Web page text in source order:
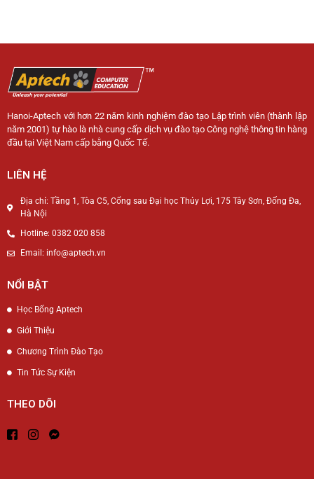
Hanoi-Aptech với hơn 22 năm kinh nghiệm đào tạo Lập trình viên (thành lập
năm 2001) tự hào là nhà cung cấp dịch vụ đào tạo Công nghệ thông tin hàng
đầu tại Việt Nam cấp bằng Quốc Tế.
LIÊN HỆ
Địa chỉ: Tầng 1, Tòa C5, Cổng sau Đại học Thủy Lợi, 175 Tây Sơn, Đống Đa,
Hà Nội
Hotline: 0382 020 858
Email: info@aptech.vn
NỔI BẬT
Học Bổng Aptech
Giới Thiệu
Chương Trình Đào Tạo
Tin Tức Sự Kiện
THEO DÕI